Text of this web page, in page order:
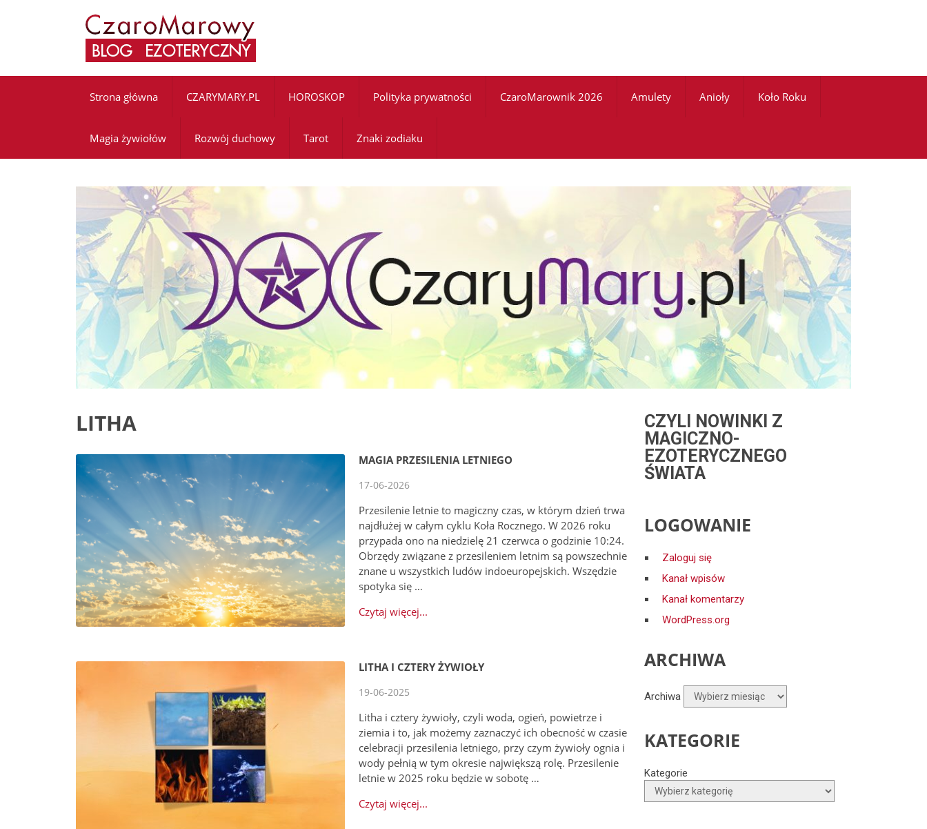
Strona główna CZARYMARY.PL HOROSKOP Polityka prywatności CzaroMarownik 2026 Amulety Anioły Koło Roku
Magia żywiołów Rozwój duchowy Tarot Znaki zodiaku
LITHA
MAGIA PRZESILENIA LETNIEGO
17-06-2026
Przesilenie letnie to magiczny czas, w którym dzień trwa
najdłużej w całym cyklu Koła Rocznego. W 2026 roku
przypada ono na niedzielę 21 czerwca o godzinie 10:24.
Obrzędy związane z przesileniem letnim są powszechnie
znane u wszystkich ludów indoeuropejskich. Wszędzie
spotyka się …
Czytaj więcej...
LITHA I CZTERY ŻYWIOŁY
19-06-2025
Litha i cztery żywioły, czyli woda, ogień, powietrze i
ziemia i to, jak możemy zaznaczyć ich obecność w czasie
celebracji przesilenia letniego, przy czym żywioły ognia i
wody pełnią w tym okresie największą rolę. Przesilenie
letnie w 2025 roku będzie w sobotę …
Czytaj więcej...
CZYLI NOWINKI Z
MAGICZNO-
EZOTERYCZNEGO
ŚWIATA
LOGOWANIE
Zaloguj się
Kanał wpisów
Kanał komentarzy
WordPress.org
ARCHIWA
Archiwa
KATEGORIE
Kategorie